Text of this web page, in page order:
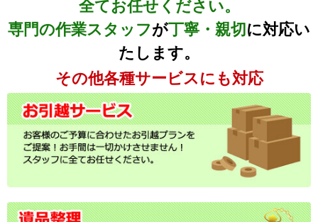
全てお任せください。
専門の作業スタッフが丁寧・親切 に対応い
たします。
その他各種サービスにも対応